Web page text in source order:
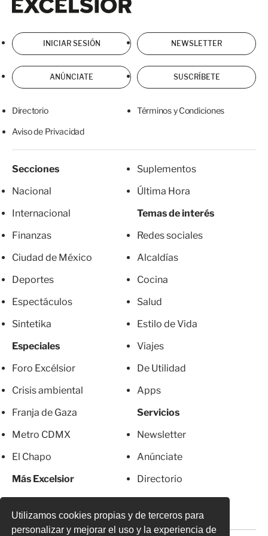
Utilizamos cookies propias y de terceros para
personalizar y mejorar el uso y la experiencia de
INICIAR SESIÓN NEWSLETTER
ANÚNCIATE SUSCRÍBETE
Directorio Términos y Condiciones
Aviso de Privacidad
Secciones
Nacional
Internacional
Finanzas
Ciudad de México
Deportes
Espectáculos
Sintetika
Especiales
Foro Excélsior
Crisis ambiental
Franja de Gaza
Metro CDMX
El Chapo
Más Excelsior
Suplementos
Última Hora
Temas de interés
Redes sociales
Alcaldías
Cocina
Salud
Estilo de Vida
Viajes
De Utilidad
Apps
Servicios
Newsletter
Anúnciate
Directorio